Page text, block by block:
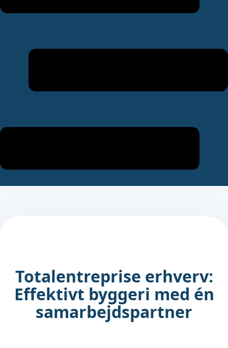
Totalentreprise erhverv:
Effektivt byggeri med én
samarbejdspartner